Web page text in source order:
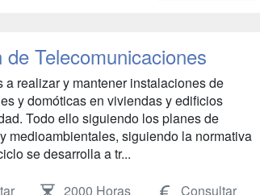
Telecomunicaciones
realizar y mantener instalaciones de
y domóticas en viviendas y edificios
Todo ello siguiendo los planes de
medioambientales, siguiendo la normativa
se desarrolla a tr...
2000 Horas Consultar